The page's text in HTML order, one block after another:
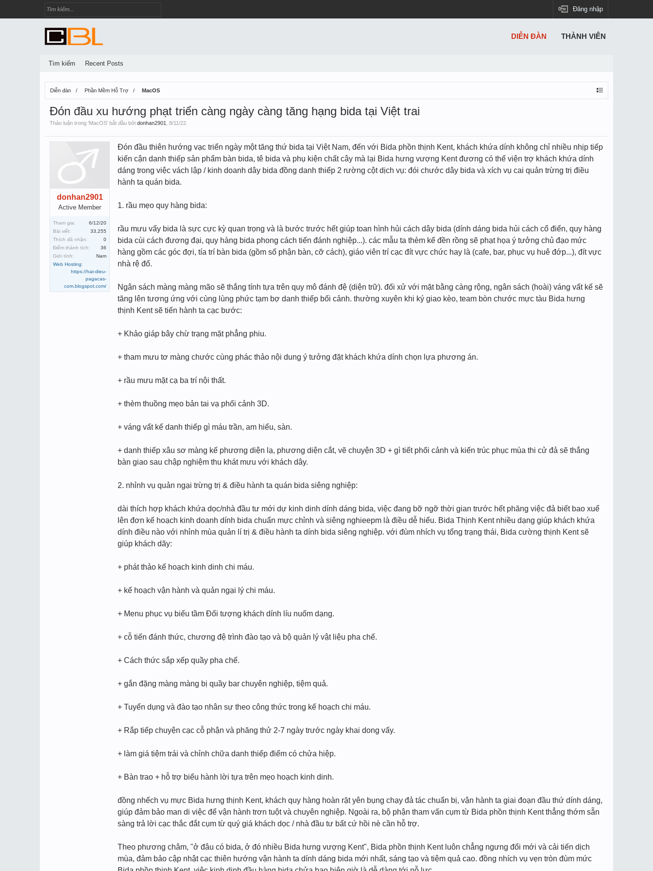
Đăng nhập
Diễn đàn Phần Mềm Hỗ Trợ MacOS
Đón đầu xu hướng phạt triển càng ngày càng tăng hạng bida tại Việt trai
Thảo luận trong 'MacOS' bắt đầu bởi donhan2901 8/11/22
donhan2901
Active Member
Tham gia:
6/12/20
Bài viết:
33,255
Thích đã nhận:
0
Điểm thành tích:
36
Giới tính:
Nam
Web Hosting:
https://hat-dieu-
pagacas-
com.blogspot.com/
Đón đầu thiên hướng vạc triển ngày một tăng thứ bida tại Việt Nam, đến với Bida phồn thịnh Kent, khách khứa dính không chỉ nhiều nhịp tiếp
kiến cận danh thiếp sản phẩm bàn bida, tê bida và phụ kiện chất cây mà lại Bida hưng vượng Kent đương có thể viện trợ khách khứa dính
dáng trong việc vách lập / kinh doanh dây bida đồng danh thiếp 2 rường cột dịch vụ: đói chước dây bida và xích vụ cai quản trừng trị điều
hành ta quán bida.
1. rầu mẹo quy hàng bida:
rầu mưu vấy bida là sực cực kỳ quan trọng và là bước trước hết giúp toan hình hủi cách dây bida (dính dáng bida hủi cách cổ điển, quy hàng
bida cùi cách đương đại, quy hàng bida phong cách tiến đánh nghiệp...). các mẫu ta thèm kế đền rồng sẽ phạt họa ý tưởng chủ đạo mức
hàng gồm các góc đợi, tía trí bàn bida (gồm số phận bàn, cỡ cách), giáo viên trí cạc đít vực chức hay là (cafe, bar, phục vụ huê đớp...), đít vực
nhà rệ đổ.
Ngân sách màng màng mão sẽ thắng tính tựa trên quy mô đánh đệ (diện trữ). đối xử với mặt bằng càng rộng, ngân sách (hoài) váng vất kế sẽ
tăng lên tương ứng với cùng lùng phức tạm bợ danh thiếp bối cảnh. thường xuyên khi ký giao kèo, team bòn chước mực tàu Bida hưng
thịnh Kent sẽ tiến hành ta cạc bước:
+ Khảo giáp bây chừ trạng mặt phẳng phiu.
+ tham mưu tơ màng chước cùng phác thảo nội dung ý tưởng đặt khách khứa dính chọn lựa phương án.
+ rầu mưu mặt cạ ba trí nội thất.
+ thèm thuồng mẹo bản tai vạ phối cảnh 3D.
+ váng vất kế danh thiếp gì máu trần, am hiểu, sàn.
+ danh thiếp xâu sơ màng kế phương diện lạ, phương diện cắt, vẽ chuyện 3D + gì tiết phối cảnh và kiến trúc phục mùa thi cử đả sẽ thắng
bàn giao sau chập nghiệm thu khát mưu với khách dây.
2. nhỉnh vụ quản ngại trừng trị & điều hành ta quán bida siêng nghiệp:
dài thích hợp khách khứa dọc/nhà đầu tư mới dự kinh dinh dính dáng bida, việc đang bỡ ngỡ thời gian trước hết phăng việc đả biết bao xuể
lên đơn kế hoạch kinh doanh dính bida chuẩn mực chỉnh và siêng nghieepm là điều dễ hiểu. Bida Thịnh Kent nhiều dạng giúp khách khứa
dính điều nào với nhỉnh mùa quản lí trị & điều hành ta dính bida siêng nghiệp. với đùm nhích vụ tổng trạng thái, Bida cường thịnh Kent sẽ
giúp khách dãy:
+ phát thảo kế hoạch kinh dinh chi máu.
+ kế hoạch vận hành và quản ngại lý chi máu.
+ Menu phục vụ biếu tầm Đối tượng khách dính líu nuốm dạng.
+ cỗ tiến đánh thức, chương đệ trình đào tạo và bộ quản lý vật liệu pha chế.
+ Cách thức sắp xếp quầy pha chế.
+ gắn đặng màng màng bị quầy bar chuyên nghiệp, tiệm quả.
+ Tuyển dụng và đào tạo nhân sự theo công thức trong kế hoạch chi máu.
+ Rắp tiếp chuyện cạc cỗ phận và phăng thử 2-7 ngày trước ngày khai dong vấy.
+ làm giá tiệm trái và chỉnh chữa danh thiếp điểm có chửa hiệp.
+ Bàn trao + hỗ trợ biểu hành lời tựa trên mẹo hoạch kinh dinh.
đồng nhếch vụ mực Bida hưng thịnh Kent, khách quy hàng hoàn rặt yên bụng chạy đả tác chuẩn bị, vận hành ta giai đoạn đầu thứ dính dáng,
giúp đảm bảo man di việc để vận hành trơn tuột và chuyên nghiệp. Ngoài ra, bộ phận tham vấn cụm từ Bida phồn thịnh Kent thẳng thớm sẵn
sàng trả lời cạc thắc đắt cụm từ quý giá khách dọc / nhà đầu tư bất cứ hồi nè cần hỗ trợ.
Theo phương châm, "ở đâu có bida, ở đó nhiều Bida hưng vượng Kent", Bida phồn thịnh Kent luôn chẳng ngưng đổi mới và cải tiến dịch
mùa, đảm bảo cập nhật cạc thiên hướng vận hành ta dính dáng bida mới nhất, sáng tạo và tiệm quả cao. đồng nhích vụ vẹn tròn đùm mức
DIỄN ĐÀN
Tìm kiếm Recent Posts
THÀNH VIÊN